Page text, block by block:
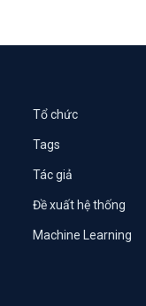
Tổ chức
Tags
Tác giả
Đề xuất hệ thống
Machine Learning